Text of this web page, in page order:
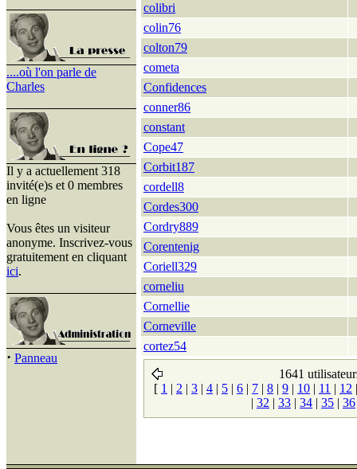
....où l'on parle de
Charles
Il y a actuellement 318
invité(e)s et 0 membres
en ligne
Vous êtes un visiteur
anonyme. Inscrivez-vous
gratuitement en cliquant
ici.
· Panneau
colibri
colin76
colton79
cometa
Confidences
conner86
constant
Cope47
Corbit187
cordell8
Cordes300
Cordry889
Corentenig
Coriell329
corneliu
Cornellie
Corneville
cortez54
1641
[ 1 | 2 | 3 | 4 | 5 | 6 | 7 | 8 | 9 | 10 | 11 | 12
| 32 | 33 | 34 | 35 | 36